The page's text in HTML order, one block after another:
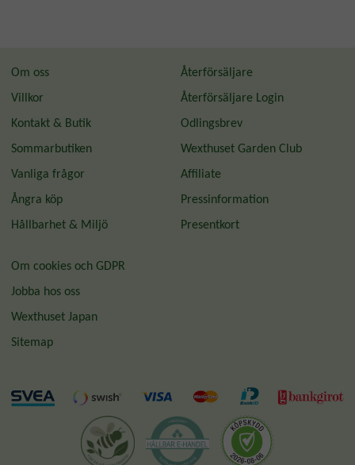
Om oss
Villkor
Kontakt & Butik
Sommarbutiken
Vanliga frågor
Ångra köp
Hållbarhet & Miljö
Återförsäljare
Återförsäljare Login
Odlingsbrev
Wexthuset Garden Club
Affiliate
Pressinformation
Presentkort
Om cookies och GDPR
Jobba hos oss
Wexthuset Japan
Sitemap